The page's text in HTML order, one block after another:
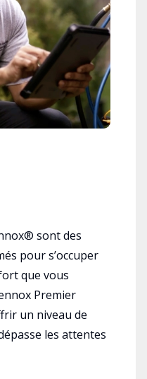
sont des
pour s’occuper
que vous
Premier
un niveau de
les attentes